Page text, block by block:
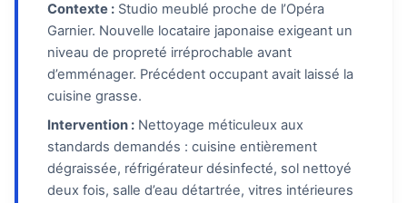
Contexte : Studio meublé proche de l’Opéra
Garnier. Nouvelle locataire japonaise exigeant un
niveau de propreté irréprochable avant
d’emménager. Précédent occupant avait laissé la
cuisine grasse.
Intervention : Nettoyage méticuleux aux
standards demandés : cuisine entièrement
dégraissée, réfrigérateur désinfecté, sol nettoyé
deux fois, salle d’eau détartrée, vitres intérieures